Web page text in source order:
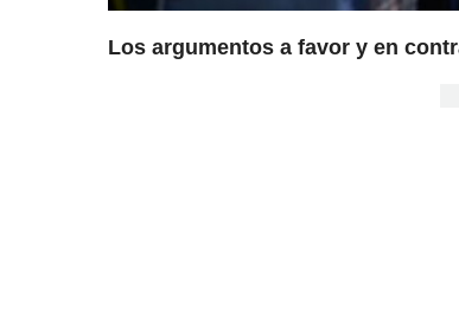
Los argumentos a favor y en